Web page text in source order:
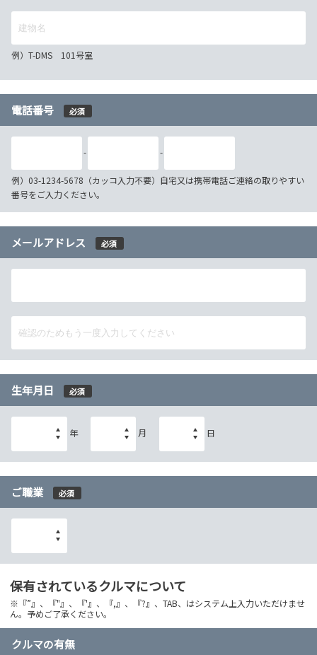
例）T-DMS 101号室
電話番号 必須
- -
例）03-1234-5678（カッコ入力不要）自宅又は携帯電話ご連絡の取りやすい
番号をご入力ください。
メールアドレス 必須
生年月日 必須
年 月 日
ご職業 必須
保有されているクルマについて
※『”』、『"』、『'』、『,』、『?』、TAB、はシステム上入力いただけませ
ん。予めご了承ください。
クルマの有無